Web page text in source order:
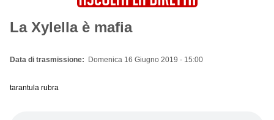
La Xylella è mafia
Data di trasmissione Domenica 16 Giugno 2019 - 15:00
tarantula rubra